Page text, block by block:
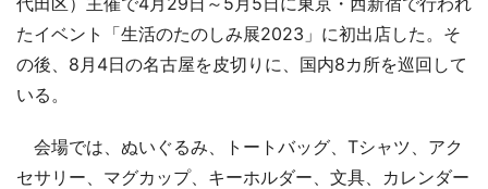
たイベント「生活のたのしみ展2023」に初出店した。そ
の後、8月4日の名古屋を皮切りに、国内8カ所を巡回して
いる。
会場では、ぬいぐるみ、トートバッグ、Tシャツ、アク
セサリー、マグカップ、キーホルダー、文具、カレンダー